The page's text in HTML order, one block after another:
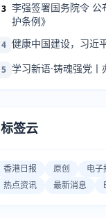
3 李强签署国务院令 公
护条例》
4 健康中国建设，习近
5 学习新语·铸魂强党
标签云
香港日报 原创 电子
热点资讯
最新消息